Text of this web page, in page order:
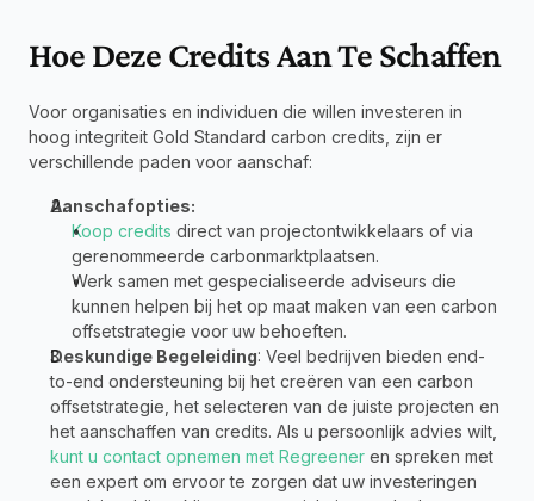
Hoe Deze Credits Aan Te Schaffen
Voor organisaties en individuen die willen investeren in
hoog integriteit Gold Standard carbon credits, zijn er
verschillende paden voor aanschaf:
Aanschafopties:
Koop credits direct van projectontwikkelaars of via
gerenommeerde carbonmarktplaatsen.
Werk samen met gespecialiseerde adviseurs die
kunnen helpen bij het op maat maken van een carbon
offsetstrategie voor uw behoeften.
Deskundige Begeleiding: Veel bedrijven bieden end-
to-end ondersteuning bij het creëren van een carbon
offsetstrategie, het selecteren van de juiste projecten en
kunt u contact opnemen met Regreener en spreken met
een expert om ervoor te zorgen dat uw investeringen